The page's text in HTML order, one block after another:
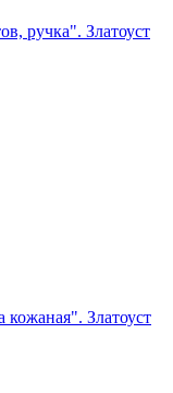
ручка". Златоуст
Златоуст